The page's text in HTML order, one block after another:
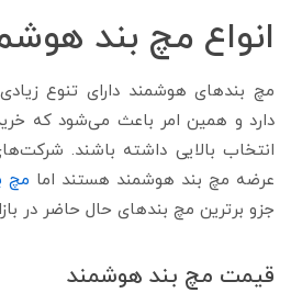
انواع مچ بند
مچ بندهای هوشمند دارای تنوع
دارد و همین امر باعث می‌شود که
انتخاب بالایی داشته باشند.
عرضه مچ بند هوشمند هستند اما مچ
جزو برترین مچ بندهای حال حاضر در
قیمت مچ بند هوشمند